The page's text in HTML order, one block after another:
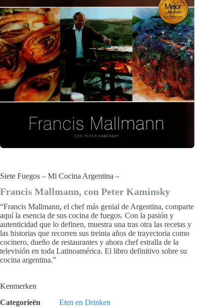
Siete Fuegos – Mi Cocina Argentina –
Francis Mallmann, con Peter Kaminsky
“Francis Mallmann, el chef más genial de Argentina, comparte
aquí la esencia de sus cocina de fuegos. Con la pasión y
autenticidad que lo definen, muestra una tras otra las recetas y
las historias que recorren sus treinta años de trayectoria como
cocinero, dueño de restaurantes y ahora chef estralla de la
televisión en toda Latinoamérica. El libro definitivo sobre su
cocina argentina.”
Kenmerken
Categorieën
Eten en Drinken